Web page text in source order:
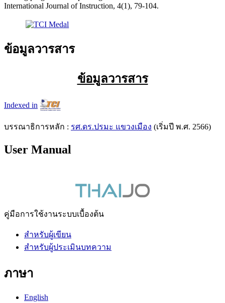
International Journal of Instruction, 4(1), 79-104.
ข้อมูลวารสาร
ข้อมูลวารสาร
Indexed in
บรรณาธิการหลัก : รศ.ดร.ปรมะ แขวงเมือง (เริ่มปี พ.ศ. 2566)
User Manual
คู่มือการใช้งานระบบเบื้องต้น
สำหรับผู้เขียน
สำหรับผู้ประเมินบทความ
ภาษา
English